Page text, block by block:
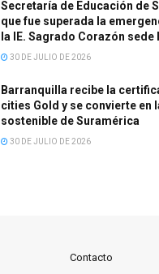
Secretaría de Educación de
que fue superada la
la IE. Sagrado Corazón
30 DE JULIO DE 2026
Barranquilla recibe la
cities Gold y se convierte en
sostenible de Suramérica
30 DE JULIO DE 2026
Contacto